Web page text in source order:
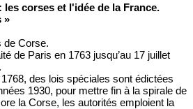
les corses et l'idée de la France.
»
de Corse.
de Paris en 1763 jusqu’au 17 juillet
des lois spéciales sont édictées
1930, pour mettre fin à la spirale de
la Corse, les autorités emploient la